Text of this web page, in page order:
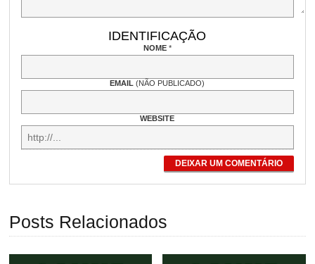
IDENTIFICAÇÃO
NOME *
EMAIL(NÃO PUBLICADO)
WEBSITE
DEIXAR UM COMENTÁRIO
Posts Relacionados